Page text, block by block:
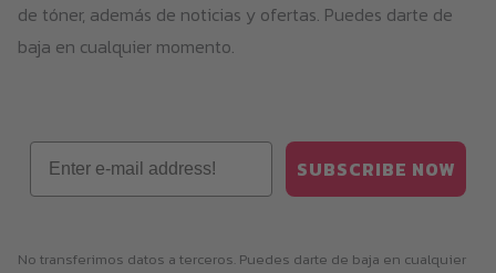
de tóner, además de noticias y ofertas. Puedes darte de
baja en cualquier momento.
Email
SUBSCRIBE NOW
No transferimos datos a terceros. Puedes darte de baja en cualquier